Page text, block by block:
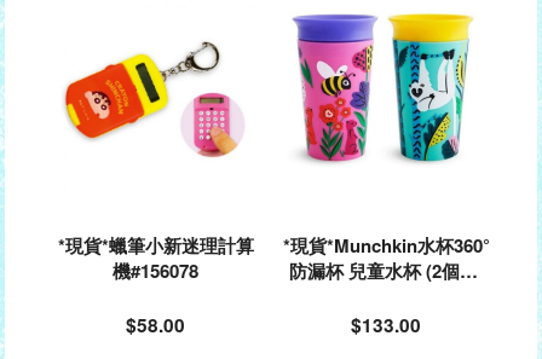
*現貨*蠟筆小新迷理計算
機#156078
$58.00
*現貨*Munchkin水杯360°
防漏杯 兒童水杯 (2個裝)
$133.00